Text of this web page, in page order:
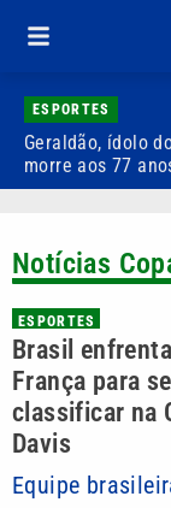
ESPORTES
Geraldão, ídolo
morre aos 77
Notícias
ESPORTES
Brasil
França para se
classificar na
Davis
Equipe